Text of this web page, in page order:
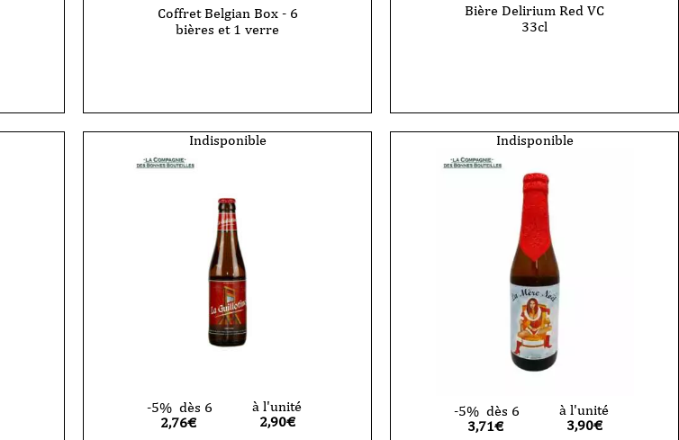
Coffret Belgian Box - 6
bières et 1 verre
Box
bières
Bière Delirium Red VC
33cl
33cl
Indisponible
-5% dès 6
2,76€
à l'unité
2,90€
Indisponible
-5% dès 6
3,71€
à l'unité
3,90€